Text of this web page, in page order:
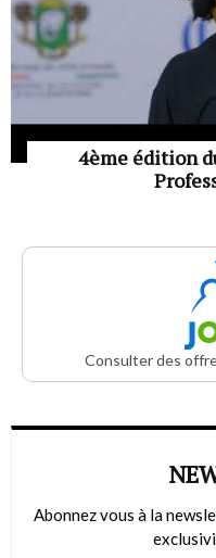
4ème édition
Consulter des
Abonnez vous à la